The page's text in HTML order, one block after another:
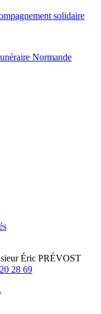
Normande
Éric PRÉVOST
28 69